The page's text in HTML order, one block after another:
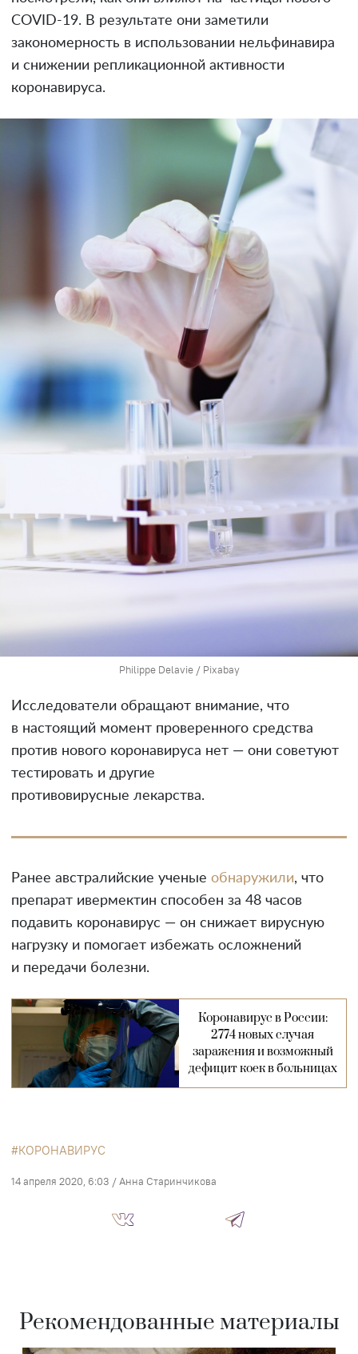
СОVID-19. В результате они заметили
закономерность в использовании нельфинавира
и снижении репликационной активности
коронавируса.
Philippe Delavie / Pixabay
Исследователи обращают внимание, что
в настоящий момент проверенного средства
против нового коронавируса нет — они советуют
тестировать и другие
противовирусные лекарства.
Ранее австралийские ученые обнаружили, что
препарат ивермектин способен за 48 часов
подавить коронавирус — он снижает вирусную
нагрузку и помогает избежать осложнений
и передачи болезни.
Коронавирус в России:
2774 новых случая
заражения и возможный
дефицит коек в больницах
КОРОНАВИРУС
14 апреля 2020, 6:03 / Анна Старинчикова
Рекомендованные материалы